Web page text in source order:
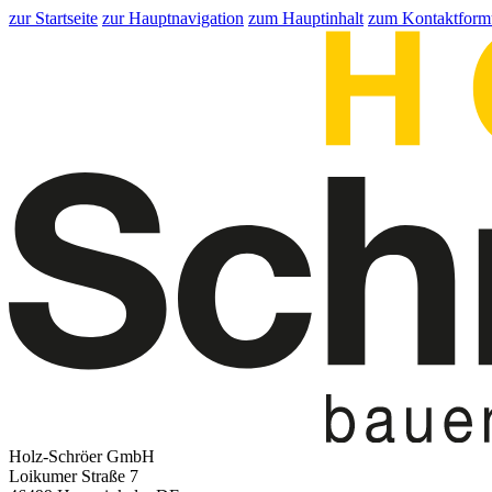
zur Startseite zur Hauptnavigation zum Hauptinhalt zum
Holz-Schröer GmbH
Loikumer Straße 7